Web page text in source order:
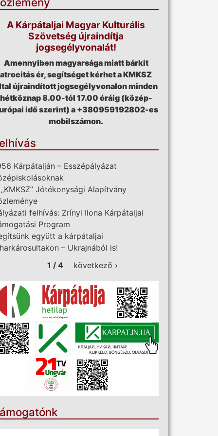
A Kárpátaljai Magyar Kulturális
Szövetség újraindítja
jogsegélyvonalát!
Amennyiben magyarsága miatt bárkit
atrocitás ér, segítséget kérhet a KMKSZ
újraindított jogsegélyvonalon minden
hétköznap 8.00-tól 17.00 óráig (közép-
idő szerint) a +380959192802-es
mobilszámon.
Kárpátalján – Esszépályázat
Jótékonysági Alapítvány
felhívás: Zrínyi Ilona Kárpátaljai
Program
együtt a kárpátaljai
– Ukrajnából is!
1 / 4
következő ›